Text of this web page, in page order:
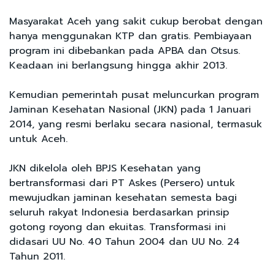
Masyarakat Aceh yang sakit cukup berobat dengan
hanya menggunakan KTP dan gratis. Pembiayaan
program ini dibebankan pada APBA dan Otsus.
Keadaan ini berlangsung hingga akhir 2013.
Kemudian pemerintah pusat meluncurkan program
Jaminan Kesehatan Nasional (JKN) pada 1 Januari
2014, yang resmi berlaku secara nasional, termasuk
untuk Aceh.
JKN dikelola oleh BPJS Kesehatan yang
bertransformasi dari PT Askes (Persero) untuk
mewujudkan jaminan kesehatan semesta bagi
seluruh rakyat Indonesia berdasarkan prinsip
gotong royong dan ekuitas. Transformasi ini
didasari UU No. 40 Tahun 2004 dan UU No. 24
Tahun 2011.